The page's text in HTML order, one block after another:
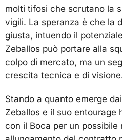
molti tifosi che scrutano la
vigili. La speranza è che la
giusta, intuendo il
Zeballos può portare alla
colpo di mercato, ma un
crescita tecnica e di
Stando a quanto emerge
Zeballos e il suo entourage
con il Boca per un possibile